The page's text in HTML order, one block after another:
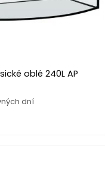
oblé 240L AP
dní